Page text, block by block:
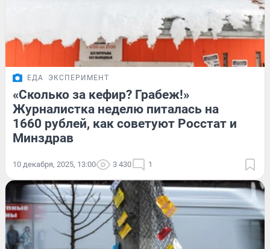
ЕДА ЭКСПЕРИМЕНТ
«Сколько за кефир? Грабеж!»
Журналистка неделю питалась на
1660 рублей, как советуют Росстат и
Минздрав
10 декабря, 2025, 13:00 3 430 1